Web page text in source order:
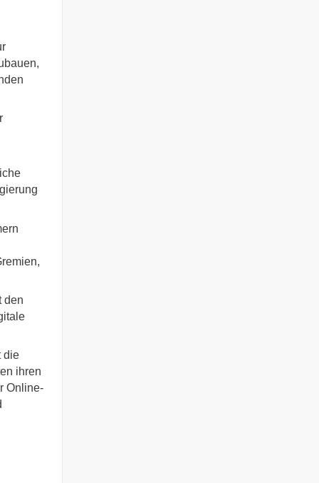
den
die
ihren
Online-